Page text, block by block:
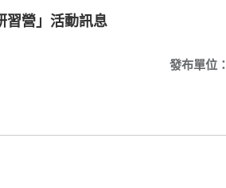
習營」活動訊息
發布單位：